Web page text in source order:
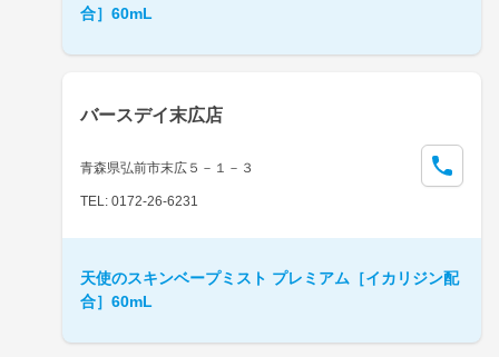
合］60mL
バースデイ末広店
青森県弘前市末広５－１－３
TEL: 0172-26-6231
天使のスキンベープミスト プレミアム［イカリジン配
合］60mL